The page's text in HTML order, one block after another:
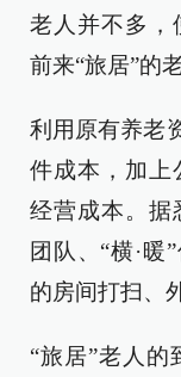
老人并不多，
前来“旅居”的
利用原有养老
件成本，加上
经营成本。据
团队、“横·暖
的房间打扫、
“旅居”老人